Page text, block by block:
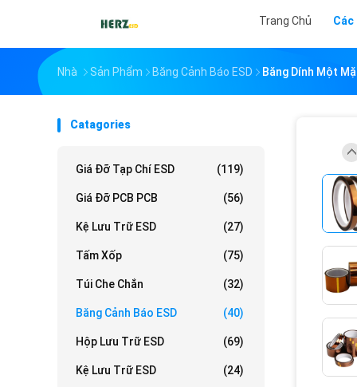
Trang Chủ Các
Nhà Sản Phẩm Băng Cảnh Báo ESD Băng Dính Một
Catagories
Giá Đỡ Tạp Chí ESD (119)
Giá Đỡ PCB PCB (56)
Kệ Lưu Trữ ESD (27)
Tấm Xốp (75)
Túi Che Chắn (32)
Băng Cảnh Báo ESD (40)
Hộp Lưu Trữ ESD (69)
Kệ Lưu Trữ ESD (24)